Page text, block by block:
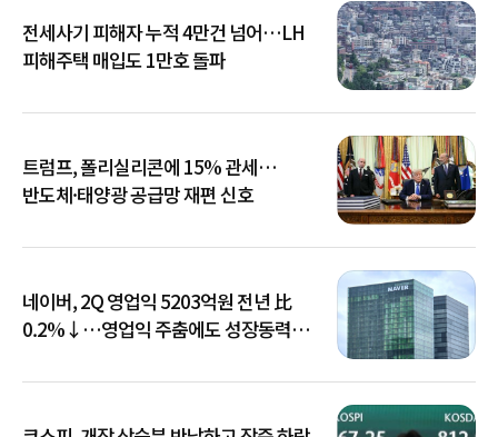
전세사기 피해자 누적 4만건 넘어…LH
피해주택 매입도 1만호 돌파
트럼프, 폴리실리콘에 15% 관세…
반도체·태양광 공급망 재편 신호
네이버, 2Q 영업익 5203억원 전년 比
0.2%↓…영업익 주춤에도 성장동력